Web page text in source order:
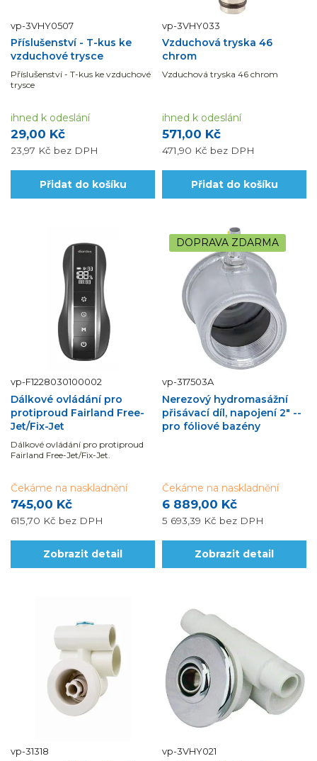
vp-3VHY0507
Příslušenství - T-kus ke
vzduchové trysce
Příslušenství - T-kus ke vzduchové
trysce
29,00 Kč
23,97 Kč bez DPH
ihned k odeslání
Přidat do košíku
vp-3VHY033
Vzduchová tryska 46
chrom
Vzduchová tryska 46 chrom
571,00 Kč
471,90 Kč bez DPH
ihned k odeslání
Přidat do košíku
vp-F1228030100002
Dálkové ovládání pro
protiproud Fairland Free-
Jet/Fix-Jet
Dálkové ovládání pro protiproud
Fairland Free-Jet/Fix-Jet.
745,00 Kč
615,70 Kč bez DPH
Čekáme na naskladnění
Zobrazit detail
DOPRAVA ZDARMA
vp-317503A
Nerezový hydromasážní
přisávací díl, napojení 2" --
pro fóliové bazény
6 889,00 Kč
5 693,39 Kč bez DPH
Čekáme na naskladnění
Zobrazit detail
vp-31318 vp-3VHY021